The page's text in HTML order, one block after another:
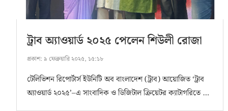
ট্রাব অ্যাওয়ার্ড ২০২৫ পেলেন শিউলী রোজা
প্রকাশ: ৯ ফেব্রুয়ারি ২০২৫, ১৫:১৮
টেলিভিশন রিপোর্টার্স ইউনিটি অব বাংলাদেশ (ট্রাব) আয়োজিত ‘ট্রাব
অ্যাওয়ার্ড ২০২৫’–এ সাংবাদিক ও ডিজিটাল ক্রিয়েটর ক্যাটাগরিতে …